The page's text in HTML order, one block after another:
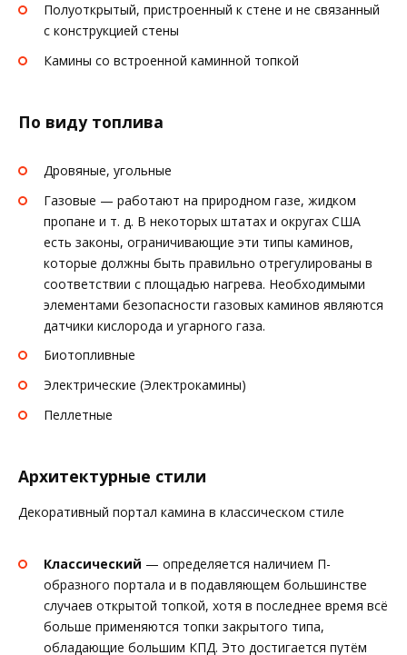
Полуоткрытый, пристроенный к стене и не связанный
с конструкцией стены
Камины со встроенной каминной топкой
По виду топлива
Дровяные, угольные
Газовые — работают на природном газе, жидком
пропане и т. д. В некоторых штатах и округах США
есть законы, ограничивающие эти типы каминов,
которые должны быть правильно отрегулированы в
соответствии с площадью нагрева. Необходимыми
элементами безопасности газовых каминов являются
датчики кислорода и угарного газа.
Биотопливные
Электрические (Электрокамины)
Пеллетные
Архитектурные стили
Декоративный портал камина в классическом стиле
Классический — определяется наличием П-
образного портала и в подавляющем большинстве
случаев открытой топкой, хотя в последнее время всё
больше применяются топки закрытого типа,
обладающие большим КПД. Это достигается путём